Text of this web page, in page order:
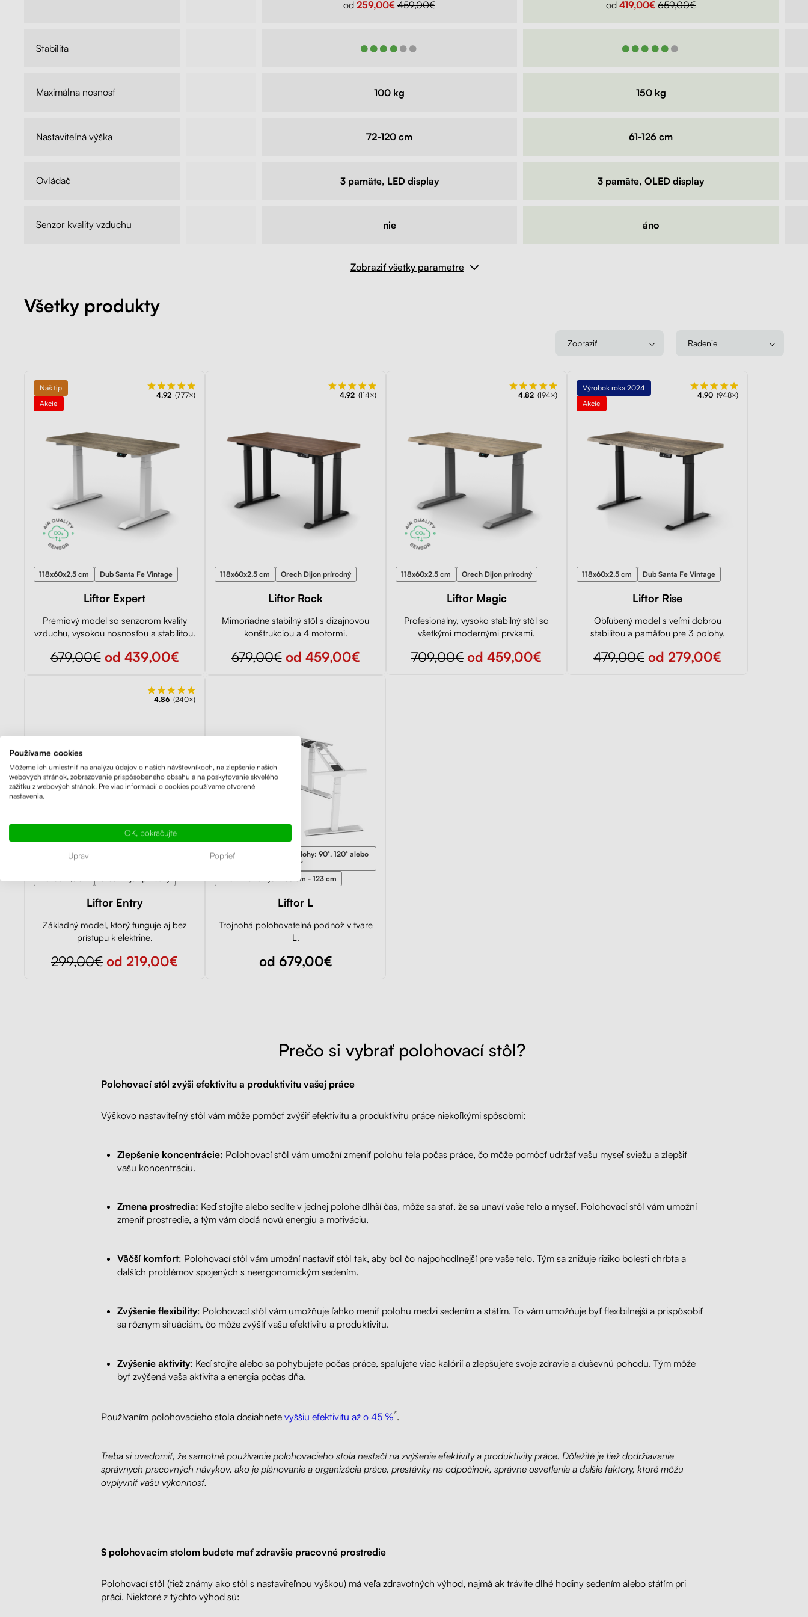
Stabilita
Maximálna nosnosť
Nastaviteľná výška
Ovládač
Senzor kvality vzduchu
70 kg
71-119 cm
nie
od 259,00€ 459,00€
●●●●●●
100 kg
72-120 cm
3 pamäte, LED display
nie
od 419,00€ 659,00€
●●●●●●
150 kg
61-126 cm
3 pamäte, OLED display
áno
Zobraziť všetky parametre
Všetky produkty
Radenie
Zobraziť
Náš tip
Akcie
4.92 (777×)
118x60x2,5 cm Dub Santa Fe Vintage
Liftor Expert
Prémiový model so senzorom kvality
vzduchu, vysokou nosnosťou a stabilitou.
679,00€od 439,00€
4.92 (114×)
118x60x2,5 cm Orech Dijon prírodný
Liftor Rock
Mimoriadne stabilný stôl s dizajnovou
konštrukciou a 4 motormi.
679,00€od 459,00€
4.82 (194×)
118x60x2,5 cm Orech Dijon prírodný
Liftor Magic
Profesionálny, vysoko stabilný stôl so
všetkými modernými prvkami.
709,00€ od 459,00€
Výrobok roka 2024
Akcie
4.90 (948×)
118x60x2,5 cm Dub Santa Fe Vintage
Liftor Rise
Obľúbený model s veľmi dobrou
stabilitou a pamäťou pre 3 polohy.
479,00€ od 279,00€
4.86 (240×)
118x60x2,5 cm Orech Dijon prírodný
Liftor Entry
Základný model, ktorý funguje aj bez
prístupu k elektrine.
299,00€ od 219,00€
3 rôzne nastaviteľné polohy: 90°, 120° alebo
180°
Nastaviteľná výška 58 cm - 123 cm
Liftor L
Trojnohá polohovateľná podnož v tvare
L.
od 679,00€
Prečo si vybrať polohovací stôl?
Polohovací stôl zvýši efektivitu a produktivitu vašej práce
Výškovo nastaviteľný stôl vám môže pomôcť zvýšiť efektivitu a produktivitu práce niekoľkými spôsobmi:
Zlepšenie koncentrácie: Polohovací stôl vám umožní zmeniť polohu tela počas práce, čo môže pomôcť udržať vašu myseľ sviežu a zlepšiť
vašu koncentráciu.
Zmena prostredia: Keď stojíte alebo sedíte v jednej polohe dlhší čas, môže sa stať, že sa unaví vaše telo a myseľ. Polohovací stôl vám umožní
zmeniť prostredie, a tým vám dodá novú energiu a motiváciu.
Väčší komfort: Polohovací stôl vám umožní nastaviť stôl tak, aby bol čo najpohodlnejší pre vaše telo. Tým sa znižuje riziko bolesti chrbta a
ďalších problémov spojených s neergonomickým sedením.
Zvýšenie flexibility: Polohovací stôl vám umožňuje ľahko meniť polohu medzi sedením a státím. To vám umožňuje byť flexibilnejší a prispôsobiť
sa rôznym situáciám, čo môže zvýšiť vašu efektivitu a produktivitu.
Zvýšenie aktivity: Keď stojíte alebo sa pohybujete počas práce, spaľujete viac kalórií a zlepšujete svoje zdravie a duševnú pohodu. Tým môže
byť zvýšená vaša aktivita a energia počas dňa.
Používaním polohovacieho stola dosiahnete vyššiu efektivitu až o 45 %*.
Treba si uvedomiť, že samotné používanie polohovacieho stola nestačí na zvýšenie efektivity a produktivity práce. Dôležité je tiež dodržiavanie
správnych pracovných návykov, ako je plánovanie a organizácia práce, prestávky na odpočinok, správne osvetlenie a ďalšie faktory, ktoré môžu
ovplyvniť vašu výkonnosť.
S polohovacím stolom budete mať zdravšie pracovné prostredie
Polohovací stôl (tiež známy ako stôl s nastaviteľnou výškou) má veľa zdravotných výhod, najmä ak trávite dlhé hodiny sedením alebo státím pri
práci. Niektoré z týchto výhod sú:
Používame cookies
Môžeme ich umiestniť na analýzu údajov o našich návštevníkoch, na zlepšenie našich
webových stránok, zobrazovanie prispôsobeného obsahu a na poskytovanie skvelého
zážitku z webových stránok. Pre viac informácií o cookies používame otvorené
nastavenia.
OK, pokračujte
Uprav Poprieť